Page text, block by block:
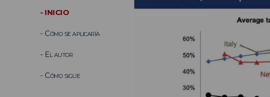
- INICIO
- Cómo se aplicaría
- El autor
- Cómo sigue